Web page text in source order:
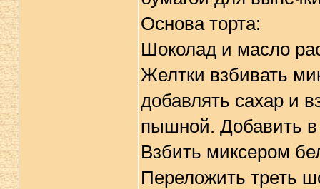
Основа торта:
Шоколад и масло
Желтки взбивать
добавлять сахар и
пышной. Добавить
Взбить миксером
Переложить треть